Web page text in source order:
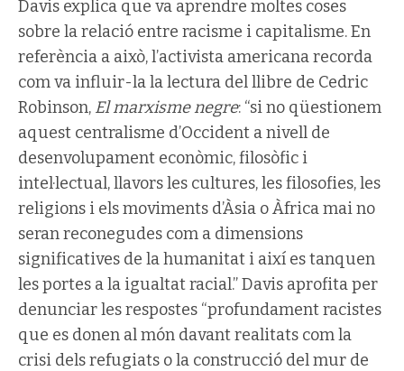
Davis explica que va aprendre moltes coses
sobre la relació entre racisme i capitalisme. En
referència a això, l’activista americana recorda
com va influir-la la lectura del llibre de Cedric
Robinson, El marxisme negre: “si no qüestionem
aquest centralisme d’Occident a nivell de
desenvolupament econòmic, filosòfic i
intel·lectual, llavors les cultures, les filosofies, les
religions i els moviments d’Àsia o Àfrica mai no
seran reconegudes com a dimensions
significatives de la humanitat i així es tanquen
les portes a la igualtat racial.” Davis aprofita per
denunciar les respostes “profundament racistes
que es donen al món davant realitats com la
crisi dels refugiats o la construcció del mur de